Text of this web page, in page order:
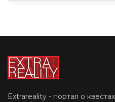
Extrareality - портал о